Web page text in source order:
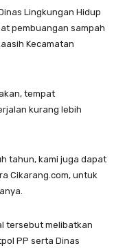
Lingkungan Hidup
pembuangan sampah
Kecamatan
tempat
kurang lebih
tahun, kami juga dapat
Cikarang.com, untuk
tersebut melibatkan
PP serta Dinas